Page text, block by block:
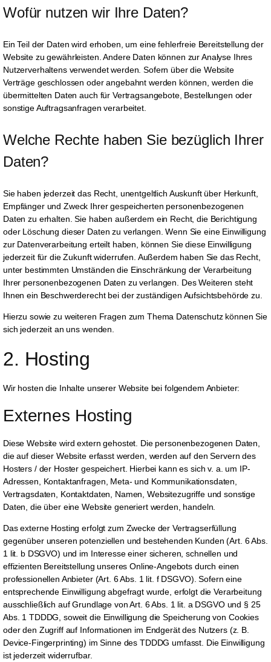
Wofür nutzen wir Ihre Daten?
Ein Teil der Daten wird erhoben, um eine fehlerfreie Bereitstellung der
Website zu gewährleisten. Andere Daten können zur Analyse Ihres
Nutzerverhaltens verwendet werden. Sofern über die Website
Verträge geschlossen oder angebahnt werden können, werden die
übermittelten Daten auch für Vertragsangebote, Bestellungen oder
sonstige Auftragsanfragen verarbeitet.
Welche Rechte haben Sie bezüglich Ihrer
Daten?
Sie haben jederzeit das Recht, unentgeltlich Auskunft über Herkunft,
Empfänger und Zweck Ihrer gespeicherten personenbezogenen
Daten zu erhalten. Sie haben außerdem ein Recht, die Berichtigung
oder Löschung dieser Daten zu verlangen. Wenn Sie eine Einwilligung
zur Datenverarbeitung erteilt haben, können Sie diese Einwilligung
jederzeit für die Zukunft widerrufen. Außerdem haben Sie das Recht,
unter bestimmten Umständen die Einschränkung der Verarbeitung
Ihrer personenbezogenen Daten zu verlangen. Des Weiteren steht
Ihnen ein Beschwerderecht bei der zuständigen Aufsichtsbehörde zu.
Hierzu sowie zu weiteren Fragen zum Thema Datenschutz können Sie
sich jederzeit an uns wenden.
2. Hosting
Wir hosten die Inhalte unserer Website bei folgendem Anbieter:
Externes Hosting
Diese Website wird extern gehostet. Die personenbezogenen Daten,
die auf dieser Website erfasst werden, werden auf den Servern des
Hosters / der Hoster gespeichert. Hierbei kann es sich v. a. um IP-
Adressen, Kontaktanfragen, Meta- und Kommunikationsdaten,
Vertragsdaten, Kontaktdaten, Namen, Websitezugriffe und sonstige
Daten, die über eine Website generiert werden, handeln.
Das externe Hosting erfolgt zum Zwecke der Vertragserfüllung
gegenüber unseren potenziellen und bestehenden Kunden (Art. 6 Abs.
1 lit. b DSGVO) und im Interesse einer sicheren, schnellen und
effizienten Bereitstellung unseres Online-Angebots durch einen
professionellen Anbieter (Art. 6 Abs. 1 lit. f DSGVO). Sofern eine
entsprechende Einwilligung abgefragt wurde, erfolgt die Verarbeitung
ausschließlich auf Grundlage von Art. 6 Abs. 1 lit. a DSGVO und § 25
Abs. 1 TDDDG, soweit die Einwilligung die Speicherung von Cookies
oder den Zugriff auf Informationen im Endgerät des Nutzers (z. B.
Device-Fingerprinting) im Sinne des TDDDG umfasst. Die Einwilligung
ist jederzeit widerrufbar.